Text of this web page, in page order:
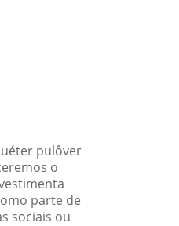
pulôver
o
parte de
sociais ou